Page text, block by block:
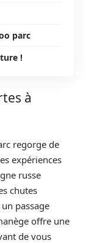
parc
!
à
regorge de
expériences
russe
chutes
passage
offre une
de vous